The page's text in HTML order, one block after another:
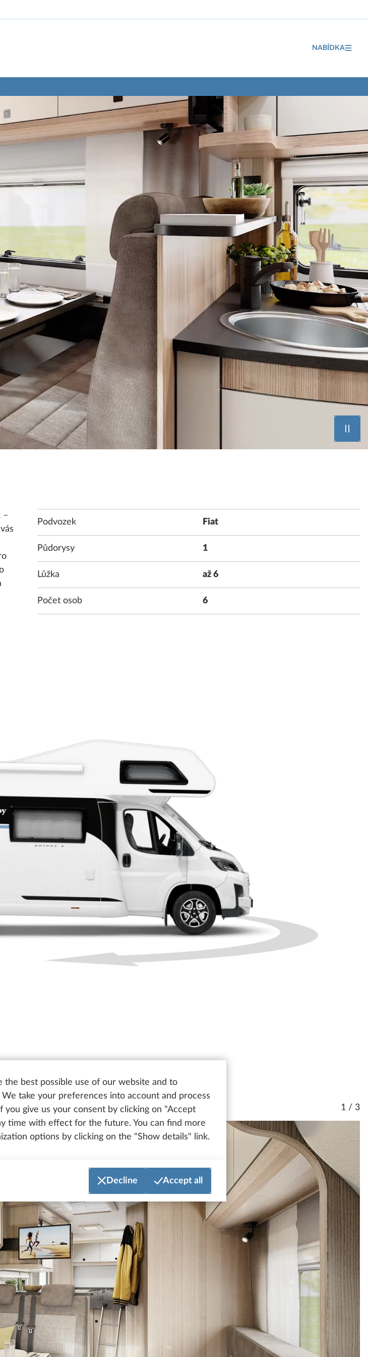
the best possible use of our website and to
take your preferences into account and process
give us your consent by clicking on "Accept
time with effect for the future. You can find more
options by clicking on the "Show details" link.
Decline Accept all
NABÍDKA
–
Podvozek Fiat
Půdorysy 1
Lůžka až 6
Počet osob 6
1 / 3